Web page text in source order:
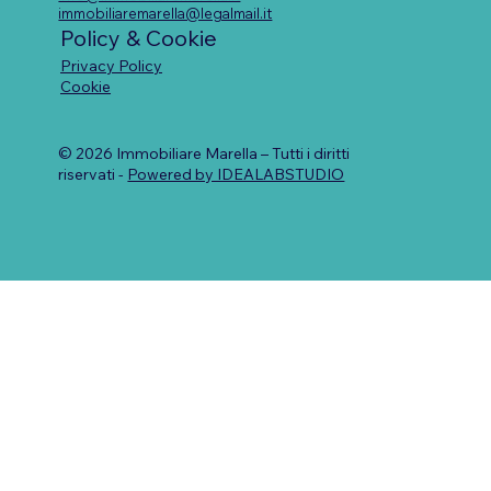
immobiliaremarella@legalmail.it
Policy & Cookie
Privacy Policy
Cookie
© 2026 Immobiliare Marella – Tutti i diritti
riservati - Powered by IDEALABSTUDIO